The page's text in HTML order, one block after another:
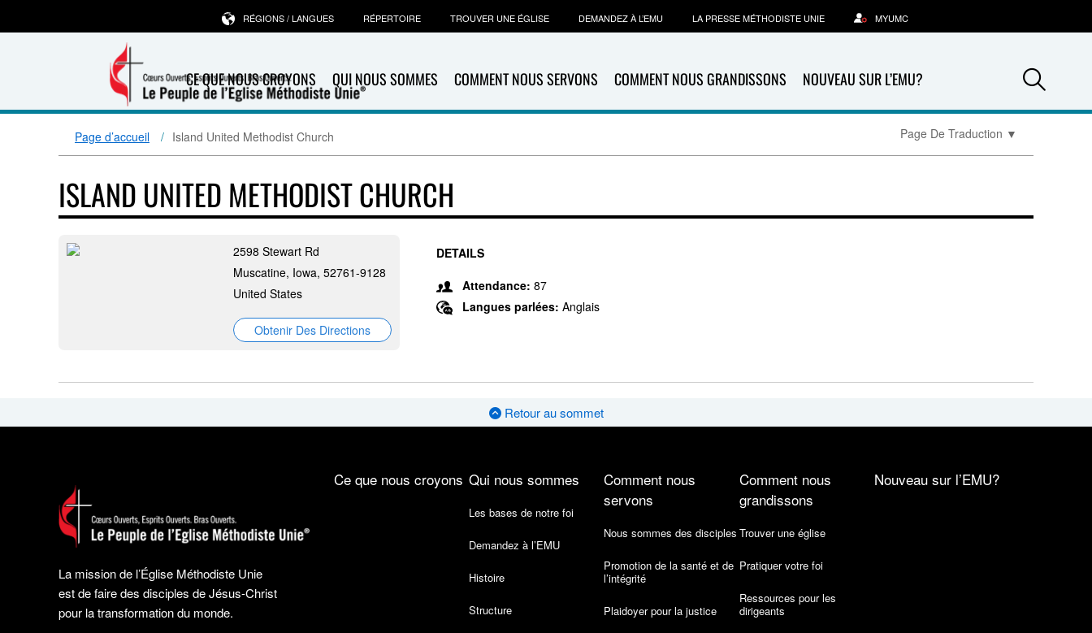
CE QUE NOUS CROYONS QUI NOUS SOMMES COMMENT NOUS SERVONS COMMENT NOUS GRANDISSONS NOUVEAU SUR L’EMU?
RÉGIONS / LANGUES RÉPERTOIRE TROUVER UNE ÉGLISE DEMANDEZ À L’EMU LA PRESSE MÉTHODISTE UNIE MYUMC
Page d’accueil Island United Methodist Church Page De Traduction ▼
ISLAND UNITED METHODIST CHURCH
2598 Stewart Rd
Muscatine, Iowa, 52761-9128
United States
Obtenir Des Directions
DETAILS
Attendance: 87
Langues parlées: Anglais
Retour au sommet
La mission de l’Église Méthodiste Unie
est de faire des disciples de Jésus-Christ
pour la transformation du monde.
Ce que nous croyons Qui nous sommes
Les bases de notre foi
Demandez à l’EMU
Histoire
Structure
Comment nous
servons
Nous sommes des disciples
Promotion de la santé et de
l’intégrité
Plaidoyer pour la justice
Comment nous
grandissons
Trouver une église
Pratiquer votre foi
Ressources pour les
dirigeants
Nouveau sur l’EMU?